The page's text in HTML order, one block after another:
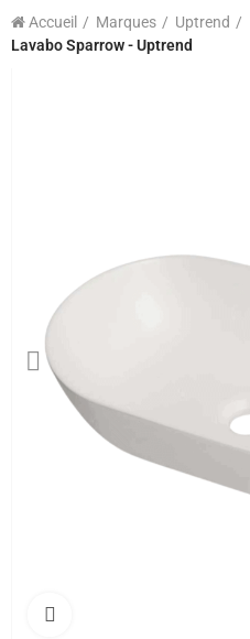
Accueil Marques
Uptrend
Lavabo Sparrow - Uptrend